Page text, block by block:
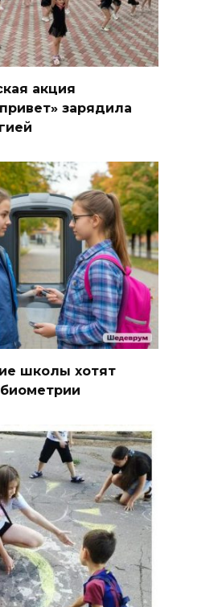
акция
зарядила
школы хотят